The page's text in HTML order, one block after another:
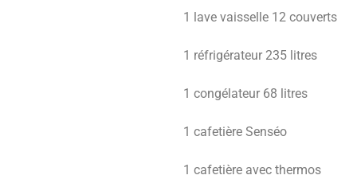
1 lave vaisselle 12 couverts
1 réfrigérateur 235 litres
1 congélateur 68 litres
1 cafetière Senséo
1 cafetière avec thermos